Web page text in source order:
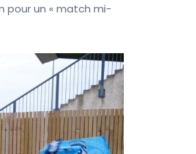
pour un « match mi-